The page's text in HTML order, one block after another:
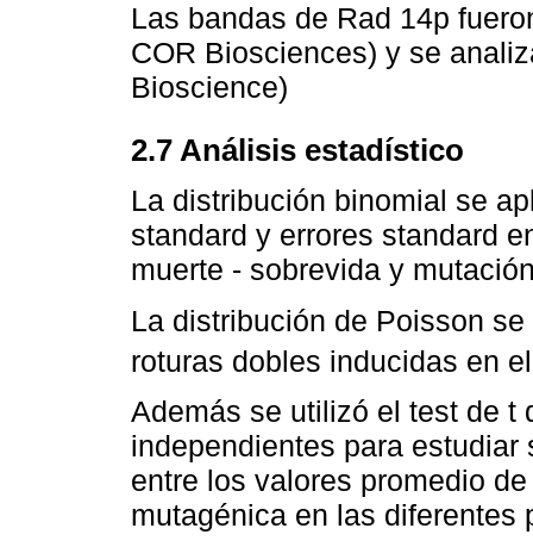
Las bandas de Rad 14p
COR Biosciences) y se
Bioscience)
2.7 Análisis estadístico
La distribución binomial se
standard y errores standard
muerte - sobrevida y
La distribución de Poisson
roturas dobles inducidas en
Además se utilizó el test de t
independientes para
entre los valores promedio
mutagénica en las diferentes